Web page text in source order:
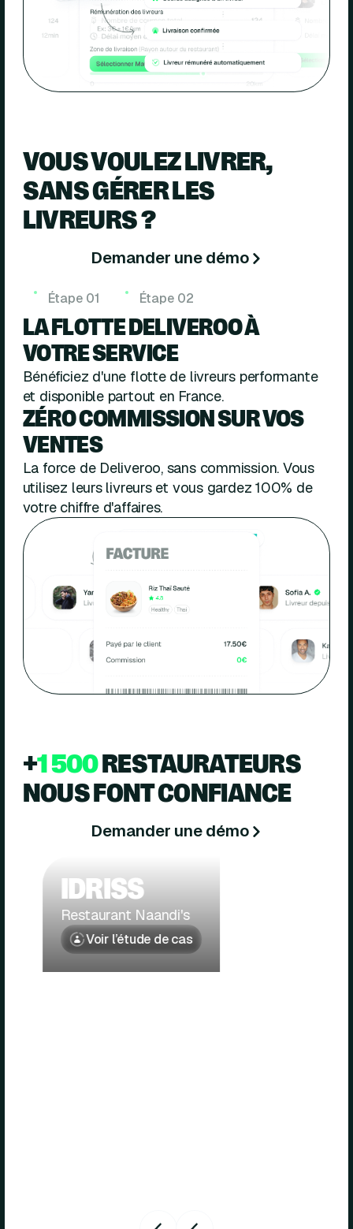
VOUS VOULEZ LIVRER,
SANS GÉRER LES
LIVREURS ?
Demander une démo
Étape 01 Étape 02
LA FLOTTE DELIVEROO À
VOTRE SERVICE
Bénéficiez d'une flotte de livreurs performante
et disponible partout en France.
ZÉRO COMMISSION SUR VOS
VENTES
La force de Deliveroo, sans commission. Vous
utilisez leurs livreurs et vous gardez 100% de
votre chiffre d'affaires.
+1 500RESTAURATEURS
NOUS FONT CONFIANCE
Demander une démo
IDRISS
Restaurant Naandi's
Voir l’étude de cas